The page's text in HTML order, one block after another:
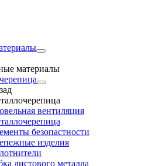
материалы
вентиляция
безопастности
изделия
листового металла